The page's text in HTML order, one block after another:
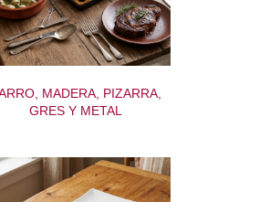
MADERA, PIZARRA,
GRES Y METAL